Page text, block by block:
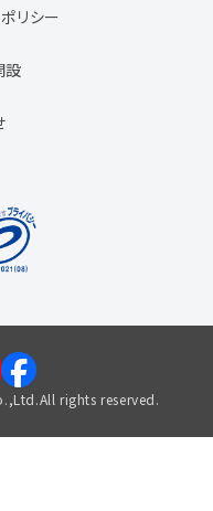
リシー
設
rights reserved.